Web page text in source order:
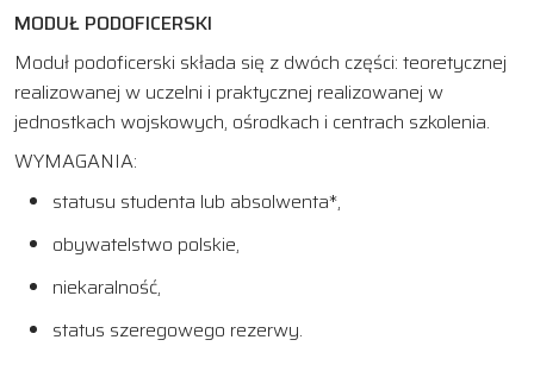
MODUŁ PODOFICERSKI
Moduł podoficerski składa się z dwóch części: teoretycznej
realizowanej w uczelni i praktycznej realizowanej w
jednostkach wojskowych, ośrodkach i centrach szkolenia.
WYMAGANIA:
statusu studenta lub absolwenta*,
obywatelstwo polskie,
niekaralność,
status szeregowego rezerwy.